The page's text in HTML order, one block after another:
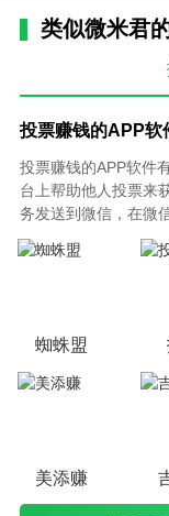
类似微米君
投票赚钱的APP软
投票赚钱的APP软件
台上帮助他人投票来
务发送到微信，在微
个投票赚钱流程。投
收益依然可观。本站
蜘蛛盟
美添赚